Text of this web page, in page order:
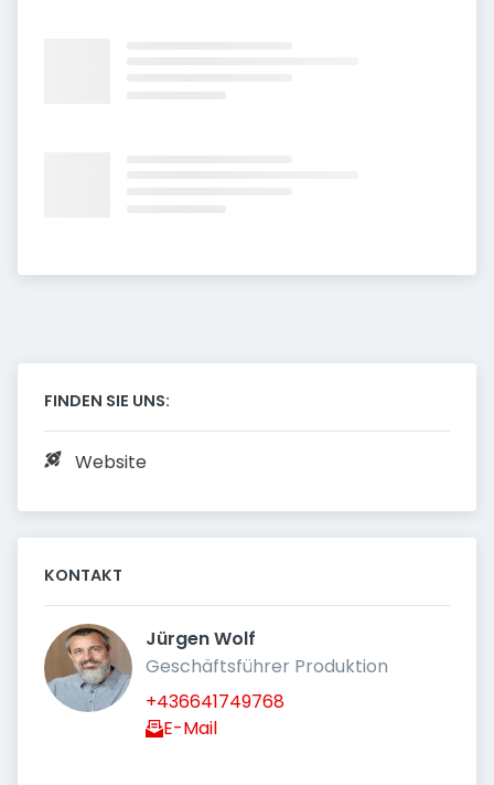
FINDEN SIE UNS:
Website
KONTAKT
Jürgen Wolf
Geschäftsführer Produktion
+436641749768
E-Mail